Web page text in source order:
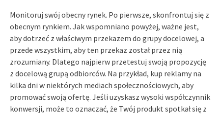
Monitoruj swój obecny rynek. Po pierwsze, skonfrontuj się z
obecnym rynkiem. Jak wspomniano powyżej, ważne jest,
aby dotrzeć z właściwym przekazem do grupy docelowej, a
przede wszystkim, aby ten przekaz został przez nią
zrozumiany. Dlatego najpierw przetestuj swoją propozycję
z docelową grupą odbiorców. Na przykład, kup reklamy na
kilka dni w niektórych mediach społecznościowych, aby
promować swoją ofertę. Jeśli uzyskasz wysoki współczynnik
konwersji, może to oznaczać, że Twój produkt spotkał się z